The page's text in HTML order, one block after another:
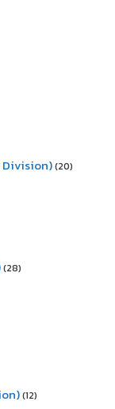
Division)(20)
(28)
(12)